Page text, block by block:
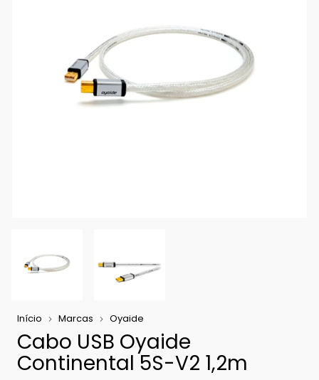
Início Marcas Oyaide
Cabo USB Oyaide
Continental 5S-V2 1,2m